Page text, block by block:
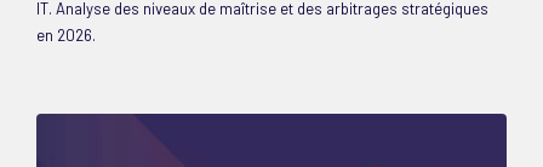
IT. Analyse des niveaux de maîtrise et des arbitrages stratégiques
en 2026.